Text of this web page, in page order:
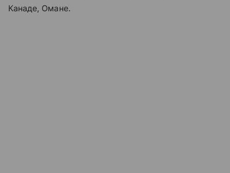
Канаде, Омане.